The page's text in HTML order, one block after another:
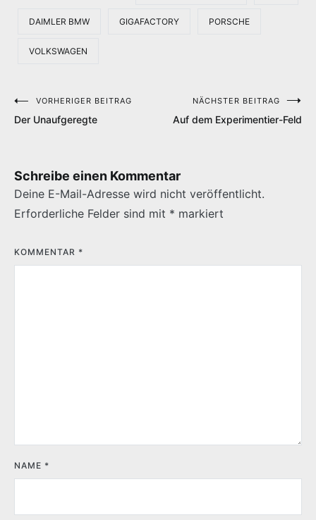
DAIMLER BMW GIGAFACTORY PORSCHE
VOLKSWAGEN
Beitragsnavigation
VORHERIGER BEITRAG
Der Unaufgeregte
NÄCHSTER BEITRAG
Auf dem Experimentier-Feld
Schreibe einen Kommentar
Deine E-Mail-Adresse wird nicht veröffentlicht.
Erforderliche Felder sind mit * markiert
KOMMENTAR *
NAME *